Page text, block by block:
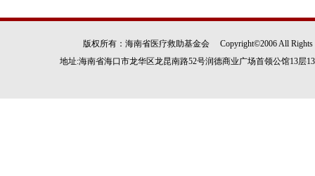
版权所有：海南省医疗救助基金会 Copyright©2006 All
地址:海南省海口市龙华区龙昆南路52号润德商业广场首领公馆13层